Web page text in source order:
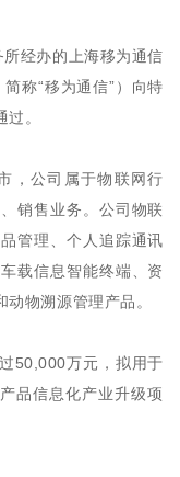
经办的上海移为通信
称“移为通信”）向特
。
，公司属于物联网行
销售业务。公司物联
管理、个人追踪通讯
载信息智能终端、资
物溯源管理产品。
50,000万元，拟用于
品信息化产业升级项